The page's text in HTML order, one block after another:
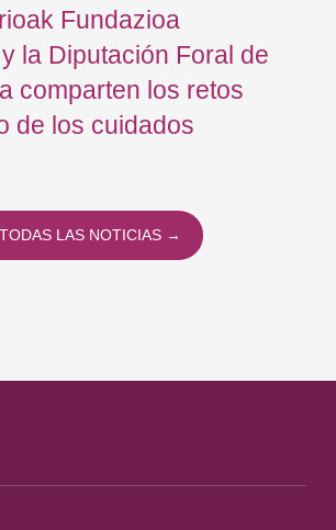
Fundazioa
la Diputación Foral de
comparten los retos
de los cuidados
TODAS LAS NOTICIAS →